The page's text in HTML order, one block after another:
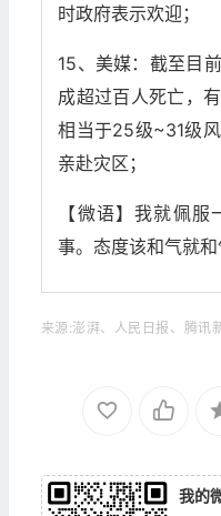
时政府表示欢迎；
15、美媒：截至目
成超过百人死亡，
相当于25级~31级
亲赴灾区；
【微语】我就佩
事。态度该和气就和
来源:澎湃、人民日报、腾讯
我的